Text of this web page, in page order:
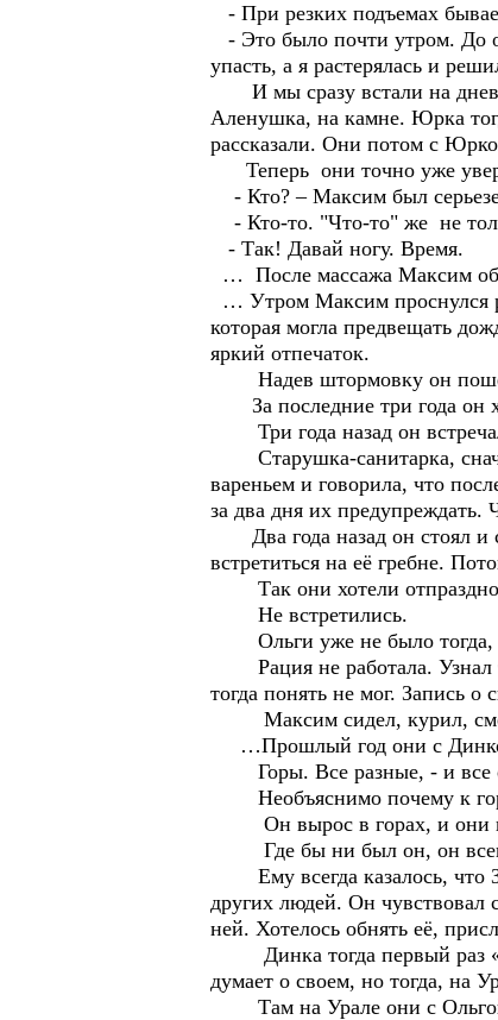
- При резких подъемах
- Это было почти утром. До
упасть, а я растерялась и
И мы сразу встали на
Аленушка, на камне. Юрка
рассказали. Они потом с
Теперь они точно уже
- Кто? – Максим был
- Кто-то. "Что-то" же не
- Так! Давай ногу. Время.
… После массажа Максим
… Утром Максим проснулся
которая могла предвещать
яркий отпечаток.
Надев штормовку он
За последние три года он
Три года назад он
Старушка-санитарка,
вареньем и говорила, что
за два дня их
Два года назад он стоял и
встретиться на её гребне.
Так они хотели
Не встретились.
Ольги уже не было тогда,
Рация не работала. Узнал
тогда понять не мог. Запись
Максим сидел, курил,
…Прошлый год они с
Горы. Все разные, - и все
Необъяснимо почему к
Он вырос в горах, и они
Где бы ни был он, он
Ему всегда казалось, что
других людей. Он чувствовал
ней. Хотелось обнять её,
Динка тогда первый раз
думает о своем, но тогда, на
Там на Урале они с